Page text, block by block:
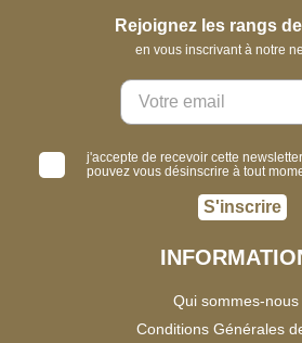
Rejoignez les rangs
en vous inscrivant à notre
j'accepte de recevoir cette
pouvez vous désinscrire à tout
S'inscrire
Qui sommes-nous
Conditions Générales